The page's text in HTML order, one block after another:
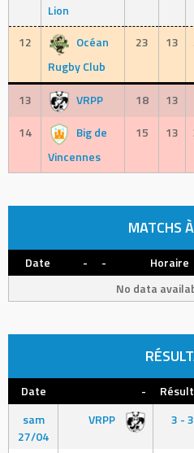
Lion
12
Océan
Rugby Club
23 13
13 VRPP 18 13
14
Big de
Vincennes
15 13
MATCHS
Date - - Horaire
No data
Date -
sam
27/04
VRPP 3 -